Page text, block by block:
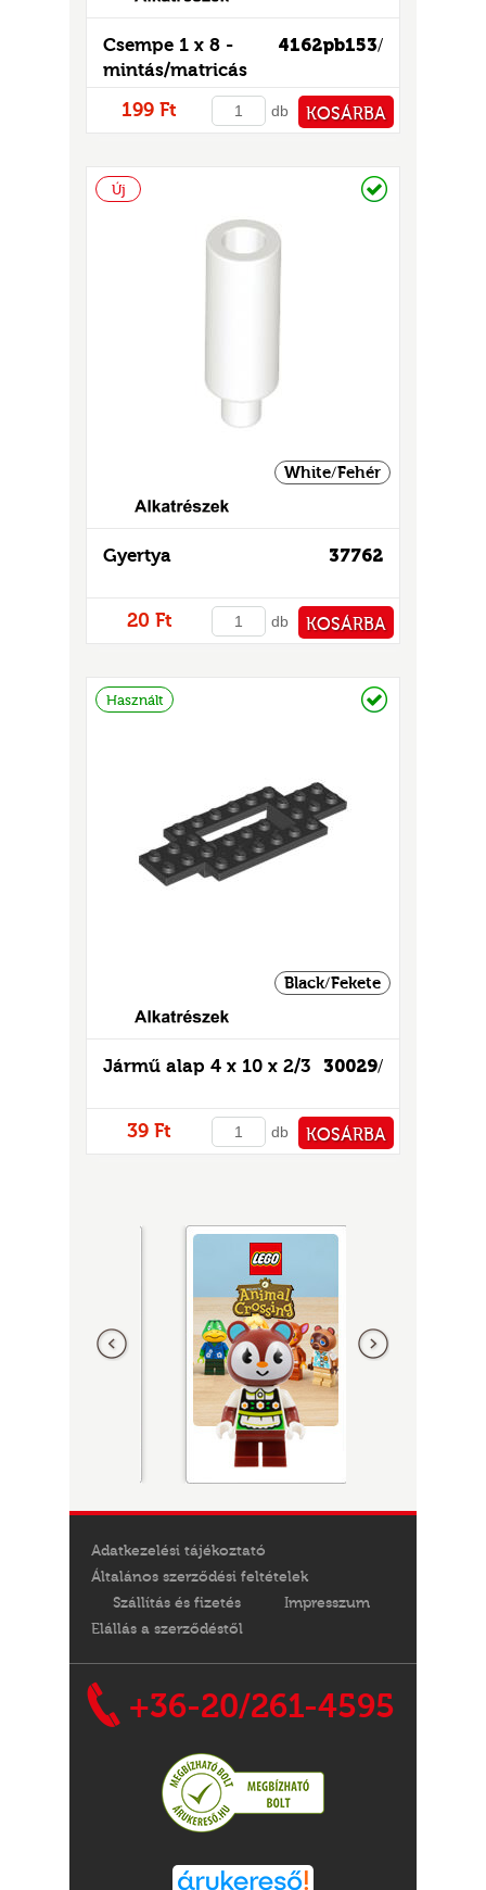
4162pb153/
Csempe 1 x 8 -
mintás/matricás
199 Ft db KOSÁRBA
Új
White/Fehér
37762
Gyertya
20 Ft db KOSÁRBA
Használt
Black/Fekete
30029/
Jármű alap 4 x 10 x 2/3
39 Ft db KOSÁRBA
Adatkezelési tájékoztató
Általános szerződési feltételek
Szállítás és fizetés
Impresszum
Elállás a szerződéstől
+36-20/261-4595